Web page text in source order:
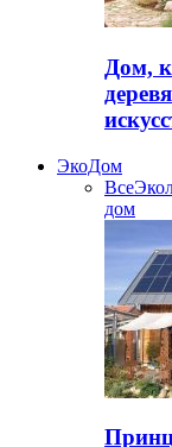
Дом,
ЭкоДом
Все
дом